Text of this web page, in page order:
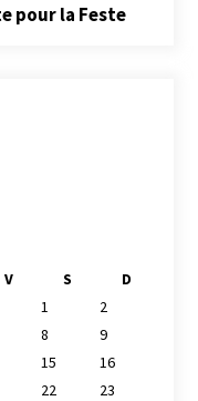
pour la Feste
V S
D
1
2
8
9
15
16
22
23